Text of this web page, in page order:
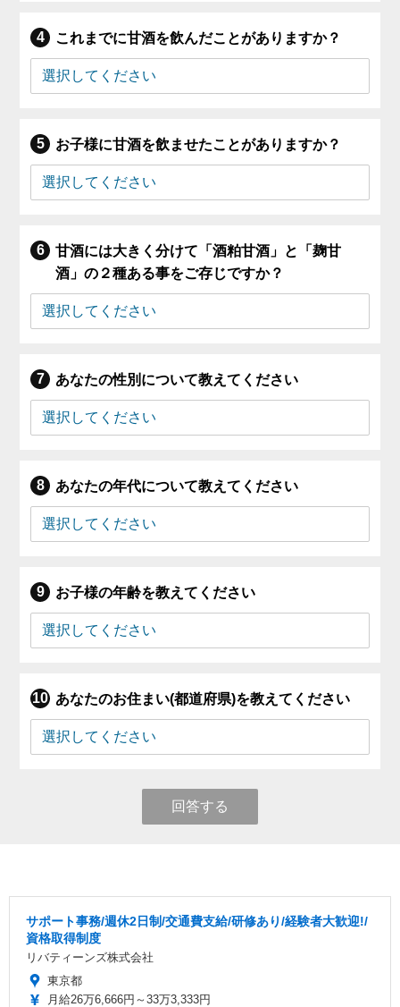
これまでに甘酒を飲んだことがありますか？
お子様に甘酒を飲ませたことがありますか？
甘酒には大きく分けて「酒粕甘酒」と「麹甘
酒」の２種ある事をご存じですか？
あなたの性別について教えてください
あなたの年代について教えてください
お子様の年齢を教えてください
あなたのお住まい(都道府県)を教えてください
回答する
サポート事務/週休2日制/交通費支給/研修あり/経験者大歓迎!/
資格取得制度
リバティーンズ株式会社
東京都
月給26万6,666円～33万3,333円